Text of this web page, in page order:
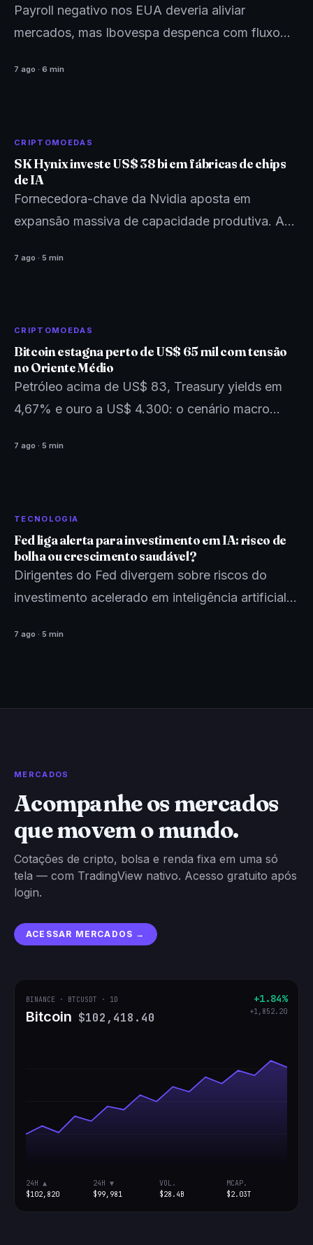
Payroll negativo nos EUA deveria aliviar
mercados, mas Ibovespa despenca com fluxo
para ações de tecnologia…
7 ago · 6 min
CRIPTOMOEDAS
SK Hynix investe US$ 38 bi em fábricas de chips
de IA
Fornecedora-chave da Nvidia aposta em
expansão massiva de capacidade produtiva. A
global de semicondutores.
7 ago · 5 min
CRIPTOMOEDAS
Bitcoin estagna perto de US$ 65 mil com tensão
no Oriente Médio
Petróleo acima de US$ 83, Treasury yields em
4,67% e ouro a US$ 4.300: o cenário macro
7 ago · 5 min
TECNOLOGIA
Fed liga alerta para investimento em IA: risco de
bolha ou crescimento saudável?
Dirigentes do Fed divergem sobre riscos do
investimento acelerado em inteligência artificial.
circulam entre economistas.
7 ago · 5 min
MERCADOS
Acompanhe os mercados
que movem o mundo.
Cotações de cripto, bolsa e renda fixa em uma só
tela — com TradingView nativo. Acesso gratuito após
login.
ACESSAR MERCADOS →
BINANCE · BTCUSDT · 1D
Bitcoin $102,418.40
+1.84%
+1,852.20
24H ▲
$102,820
24H ▼
$99,981
VOL.
$28.4B
MCAP.
$2.03T